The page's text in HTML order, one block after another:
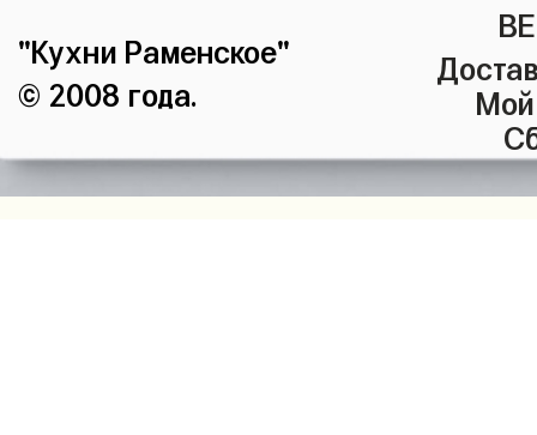
"Кухни Раменское"
© 2008 года.